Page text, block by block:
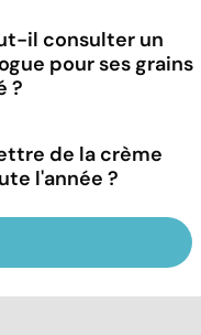
il consulter un
pour ses grains
?
de la crème
l'année ?